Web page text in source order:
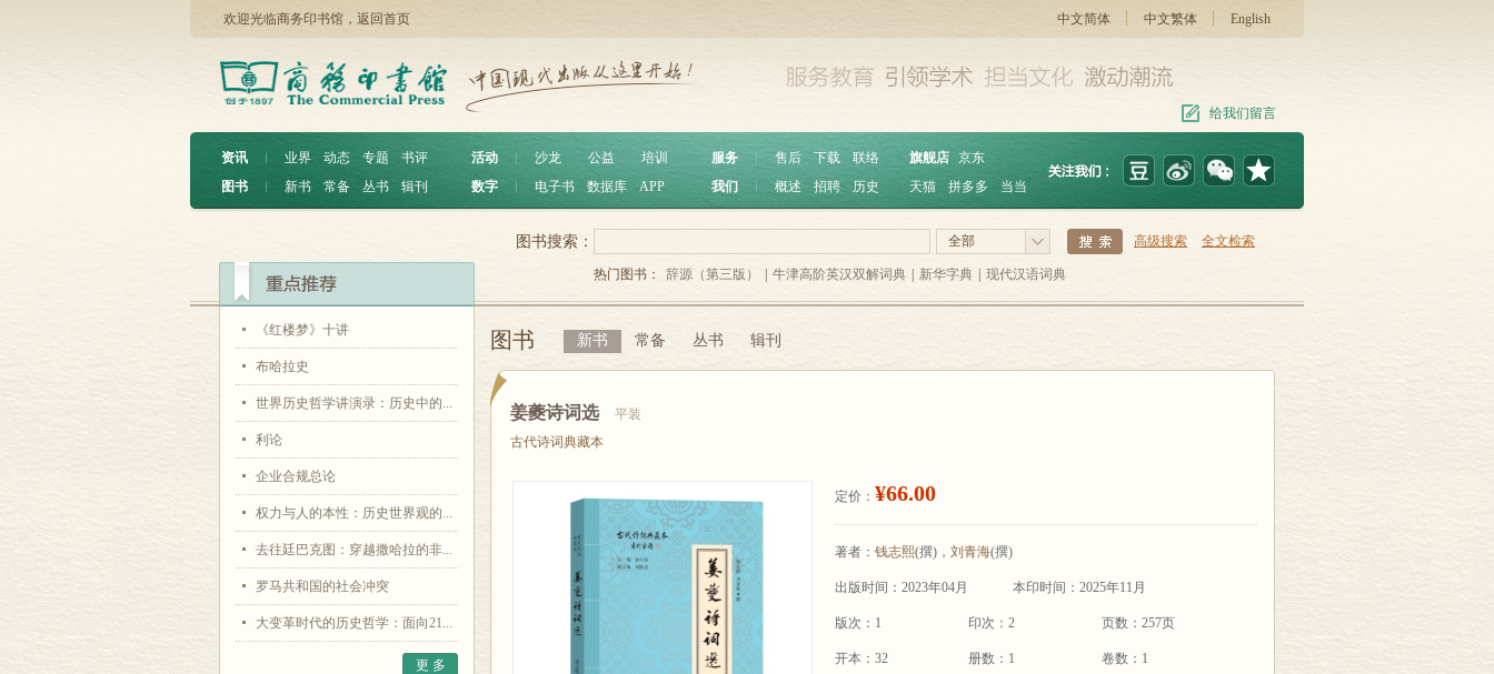
欢迎光临商务印书馆， 返回首页 中文简体 中文繁体 English
给我们留言
资讯 ︱ 业界 动态 专题
书评
图书
︱ 新书 常备 丛书 辑刊
活动 沙龙 公益
培训
数字
电子书 数据库 APP
服务 ︱ 售后 下载
联络
我们
概述 招聘 历史
旗舰店 京东
天猫
拼多多 当当
《红楼梦》十讲
布哈拉史
世界历史哲学讲演录：历史中的...
利论
企业合规总论
权力与人的本性：历史世界观的...
去往廷巴克图：穿越撒哈拉的非...
罗马共和国的社会冲突
大变革时代的历史哲学：面向21...
更 多
全部 高级搜索 全文检索
图书搜索：
热门图书： 辞源（第三版） 牛津高阶英汉双解词典 新华字典 现代汉语词典
图书 新书 常备 丛书 辑刊
姜夔诗词选
平装
古代诗词典藏本
定价： ¥66.00
著者： 钱志熙(撰)， 刘青海(撰)
出版时间：2023年04月 本印时间：2025年11月
版次：1 印次：2 页数：257页
开本：32 册数：1 卷数：1